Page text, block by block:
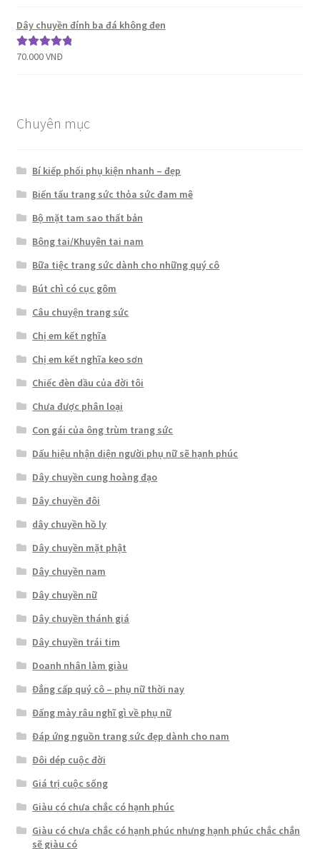
sao
Dây chuyền đính ba đá không đen
Được xếp
70.000VNĐ
Chuyên mục
Bí kiếp phối phụ kiện nhanh – đẹp
Biến tấu trang sức thỏa sức đam mê
Bộ mặt tam sao thất bản
Bông tai/Khuyên tai nam
Bữa tiệc trang sức dành cho những quý cô
Bút chì có cục gôm
Câu chuyện trang sức
Chị em kết nghĩa
Chị em kết nghĩa keo sơn
Chiếc đèn dầu của đời tôi
Chưa được phân loại
Con gái của ông trùm trang sức
Dấu hiệu nhận diện người phụ nữ sẽ hạnh phúc
Dây chuyền cung hoàng đạo
Dây chuyền đôi
dây chuyền hồ ly
Dây chuyền mặt phật
Dây chuyền nam
Dây chuyền nữ
Dây chuyền thánh giá
Dây chuyền trái tim
Doanh nhân làm giàu
Đẳng cấp quý cô – phụ nữ thời nay
Đấng mày râu nghĩ gì về phụ nữ
Đáp ứng nguồn trang sức đẹp dành cho nam
Đôi dép cuộc đời
Giá trị cuộc sống
Giàu có chưa chắc có hạnh phúc
Giàu có chưa chắc có hạnh phúc nhưng hạnh phúc chắc chắn
sẽ giàu có